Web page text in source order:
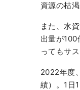
資源の枯
また、水
出量が100
ってもサ
2022年度
績）。1日